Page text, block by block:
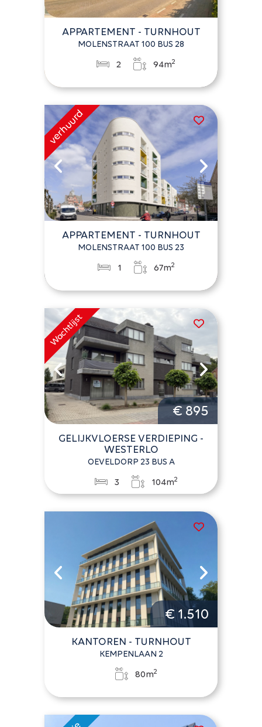
APPARTEMENT - TURNHOUT
MOLENSTRAAT 100 BUS 28
2 94m2
APPARTEMENT - TURNHOUT
MOLENSTRAAT 100 BUS 23
1 67m2
€ 895
GELIJKVLOERSE VERDIEPING -
WESTERLO
OEVELDORP 23 BUS A
3 104m2
€ 1.510
KANTOREN - TURNHOUT
KEMPENLAAN 2
80m2